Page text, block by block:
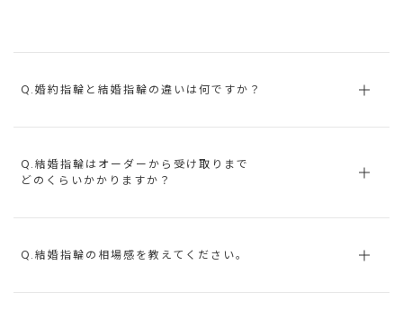
Q.婚約指輪と結婚指輪の違いは何ですか？
Q.結婚指輪はオーダーから受け取りまで
どのくらいかかりますか？
Q.結婚指輪の相場感を教えてください。